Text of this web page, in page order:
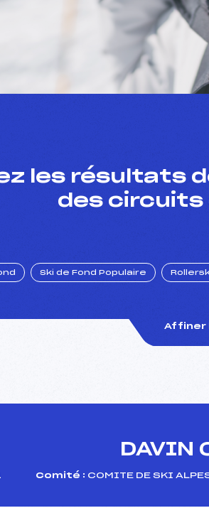
les résultats
des
Ski de Fond Populaire
Affiner
DAVIN
Comité : COMITE DE SKI